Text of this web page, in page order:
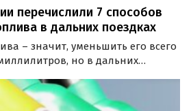
перечислили 7 способов
в дальних поездках
– значит, уменьшить его всего
но в дальних
снижения расхода
«на дальняк» назвала